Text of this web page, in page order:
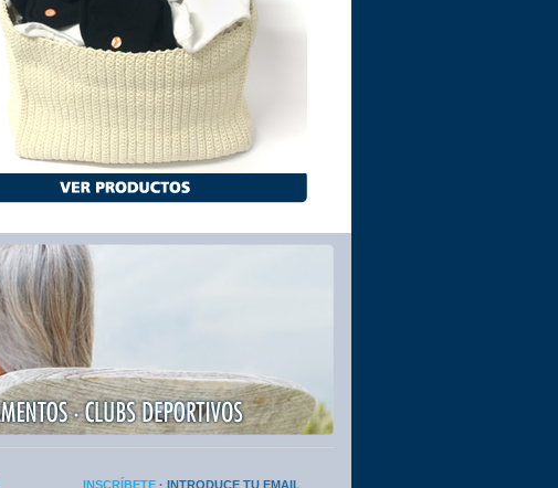
INSCRÍBETE · INTRODUCE TU EMAIL